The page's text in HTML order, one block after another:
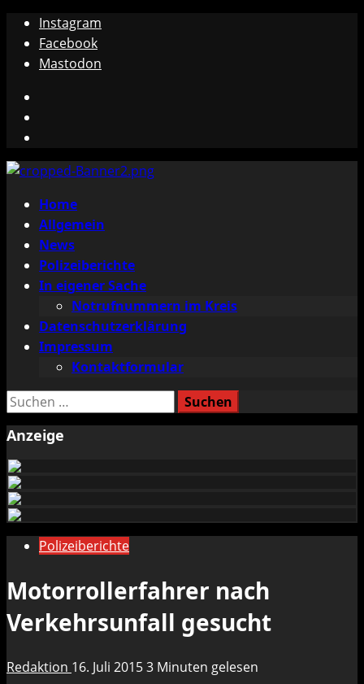
Zum
Inhalt
springen
Instagram
Facebook
Mastodon
Primäres
Menü
Home
Allgemein
News
Polizeiberichte
In eigener Sache
Notrufnummern im Kreis
Datenschutzerklärung
Impressum
Kontaktformular
Suchen
Anzeige
Polizeiberichte
Motorrollerfahrer nach
Verkehrsunfall gesucht
Redaktion 16. Juli 20153 Minuten gelesen